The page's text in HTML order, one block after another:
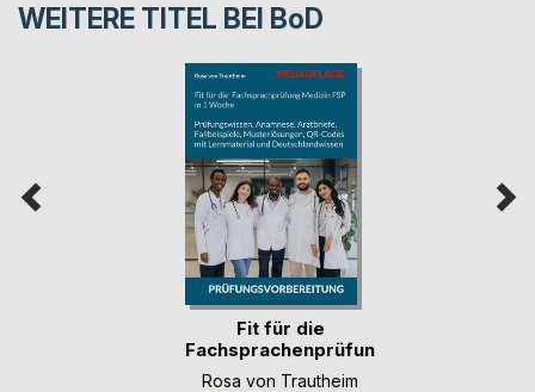
WEITERE TITEL BEI BoD
Fit für die
Fachsprachenprüfung
Me(...)
Rosa von Trautheim